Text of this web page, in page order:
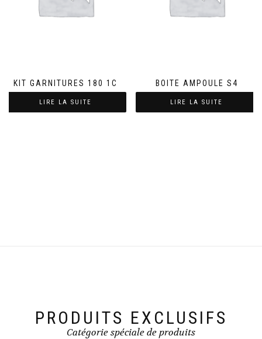
KIT GARNITURES 180 1C
LIRE LA SUITE
BOITE AMPOULE S4
LIRE LA SUITE
PRODUITS EXCLUSIFS
Catégorie spéciale de produits